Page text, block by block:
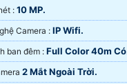
: 10 MP.
🏆 Công Nghệ Camera : IP Wifi.
🌈 Hình ảnh ban đêm : Full Color 40m Có
2 Mắt Ngoài Trời.